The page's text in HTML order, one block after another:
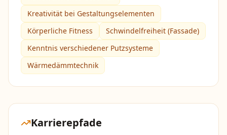
Kreativität bei Gestaltungselementen
Körperliche Fitness
Schwindelfreiheit (Fassade)
Kenntnis verschiedener Putzsysteme
Wärmedämmtechnik
Karrierepfade